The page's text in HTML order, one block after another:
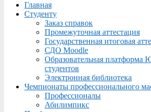
Menu
Главная
Студенту
Заказ справок
Промежуточная аттестация
Государственная итоговая
СДО Moodle
Образовательная
студентов
Электронная библиотека
Чемпионаты профессионального
Профессионалы
Абилимпикс